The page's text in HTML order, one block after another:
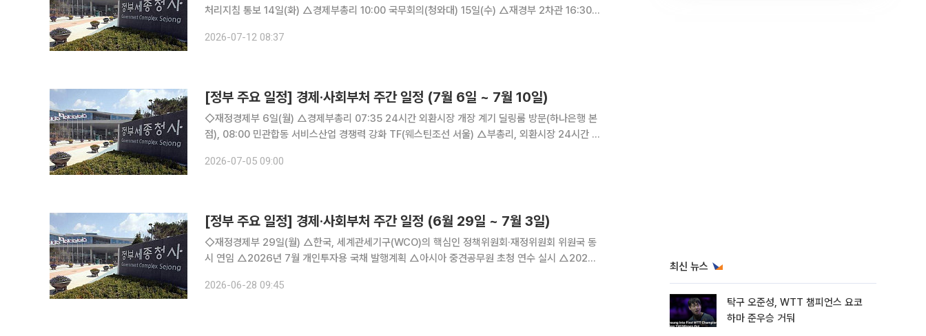
처리지침 통보 14일(화) △경제부총리 10:00 국무회의(청와대) 15일(수) △재경부 2차관 16:30
경제동향 △민생안정지원단, 민생물가 안정을 위
2026-07-12 08:37
[정부 주요 일정] 경제·사회부처 주간 일정 (7월 6일 ~ 7월 10일)
◇재정경제부 6일(월) △경제부총리 07:35 24시간 외환시장 개장 계기 딜링룸 방문(하나은행 본
점), 08:00 민관합동 서비스산업 경쟁력 강화 TF(웨스틴조선 서울) △부총리, 외환시장 24시간 개
일(화) △경제부총리 10:00 국무회의(서울
2026-07-05 09:00
[정부 주요 일정] 경제·사회부처 주간 일정 (6월 29일 ~ 7월 3일)
◇재정경제부 29일(월) △한국, 세계관세기구(WCO)의 핵심인 정책위원회·재정위원회 위원국 동
시 연임 △2026년 7월 개인투자용 국채 발행계획 △아시아 중견공무원 초청 연수 실시 △2026
가데이터처, 카자흐스탄 통계청 및 아시아 개발은행(ADB
2026-06-28 09:45
최신 뉴스
탁구 오준성, WTT 챔피언스 요코
하마 준우승 거둬